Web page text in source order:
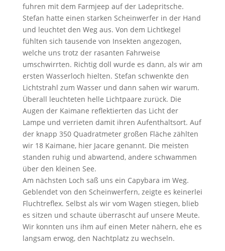
fuhren mit dem Farmjeep auf der Ladepritsche.
Stefan hatte einen starken Scheinwerfer in der Hand
und leuchtet den Weg aus. Von dem Lichtkegel
fühlten sich tausende von Insekten angezogen,
welche uns trotz der rasanten Fahrweise
umschwirrten. Richtig doll wurde es dann, als wir am
ersten Wasserloch hielten. Stefan schwenkte den
Lichtstrahl zum Wasser und dann sahen wir warum.
Überall leuchteten helle Lichtpaare zurück. Die
Augen der Kaimane reflektierten das Licht der
Lampe und verrieten damit ihren Aufenthaltsort. Auf
der knapp 350 Quadratmeter großen Fläche zählten
wir 18 Kaimane, hier Jacare genannt. Die meisten
standen ruhig und abwartend, andere schwammen
über den kleinen See.
Am nächsten Loch saß uns ein Capybara im Weg.
Geblendet von den Scheinwerfern, zeigte es keinerlei
Fluchtreflex. Selbst als wir vom Wagen stiegen, blieb
es sitzen und schaute überrascht auf unsere Meute.
Wir konnten uns ihm auf einen Meter nähern, ehe es
langsam erwog, den Nachtplatz zu wechseln.